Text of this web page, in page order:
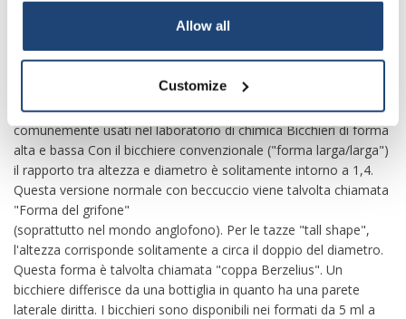
Allow all
Customize
utilizzato come materiale è resistente al calore e alla maggior
parte dei prodotti chimici, per cui le tazze che ne derivano sono
riscaldamento. Le tazze in polipropilene non sono resistenti al
calore e anche meno resistenti agli agenti chimici. Bicchieri
comunemente usati nel laboratorio di chimica Bicchieri di forma
alta e bassa Con il bicchiere convenzionale ("forma larga/larga")
il rapporto tra altezza e diametro è solitamente intorno a 1,4.
Questa versione normale con beccuccio viene talvolta chiamata
"Forma del grifone"
(soprattutto nel mondo anglofono). Per le tazze "tall shape",
l'altezza corrisponde solitamente a circa il doppio del diametro.
Questa forma è talvolta chiamata "coppa Berzelius". Un
bicchiere differisce da una bottiglia in quanto ha una parete
laterale diritta. I bicchieri sono disponibili nei formati da 5 ml a
Your discount applies to orders above €50,00